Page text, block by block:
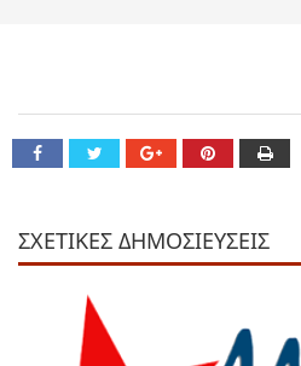
ΣΧΕΤΙΚΕΣ ΔΗΜΟΣΙΕΥΣΕΙΣ